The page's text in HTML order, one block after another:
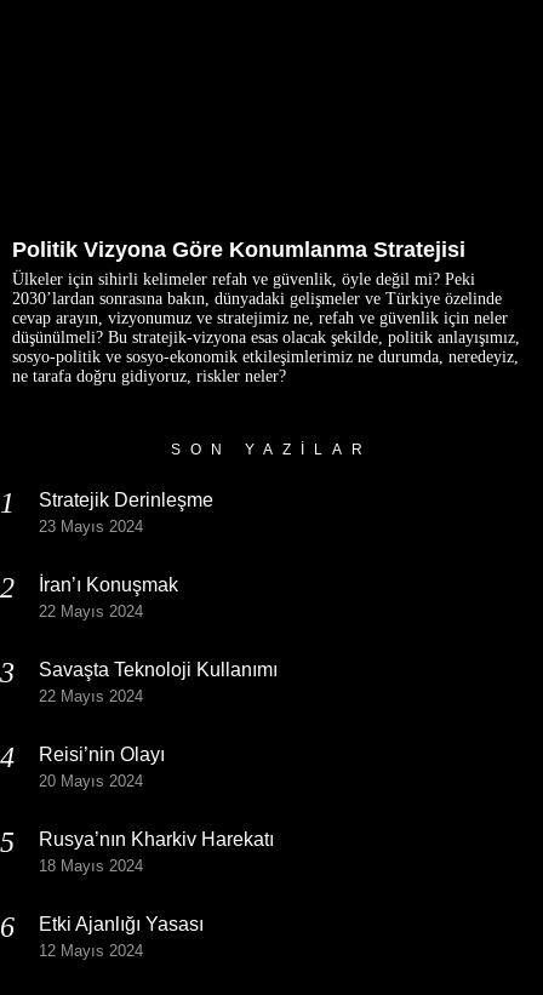
Politik Vizyona Göre Konumlanma Stratejisi
Ülkeler için sihirli kelimeler refah ve güvenlik, öyle değil mi? Peki
2030’lardan sonrasına bakın, dünyadaki gelişmeler ve Türkiye özelinde
cevap arayın, vizyonumuz ve stratejimiz ne, refah ve güvenlik için neler
düşünülmeli? Bu stratejik-vizyona esas olacak şekilde, politik anlayışımız,
sosyo-politik ve sosyo-ekonomik etkileşimlerimiz ne durumda, neredeyiz,
ne tarafa doğru gidiyoruz, riskler neler?
SON YAZILAR
Stratejik Derinleşme
23 Mayıs 2024
İran’ı Konuşmak
22 Mayıs 2024
Savaşta Teknoloji Kullanımı
22 Mayıs 2024
Reisi’nin Olayı
20 Mayıs 2024
Rusya’nın Kharkiv Harekatı
18 Mayıs 2024
Etki Ajanlığı Yasası
12 Mayıs 2024